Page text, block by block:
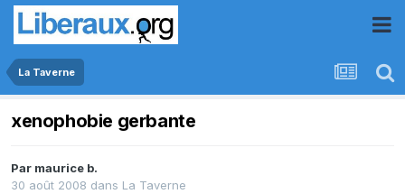
La Taverne
xenophobie gerbante
Par maurice b.
30 août 2008 dans La Taverne